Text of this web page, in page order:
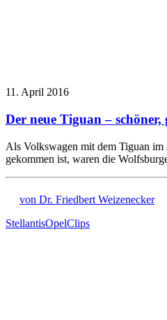
11. April 2016
Der neue Tiguan – schöner,
Als Volkswagen mit dem Tiguan im
gekommen ist, waren die
von Dr. Friedbert Weizenecker
StellantisOpelClips